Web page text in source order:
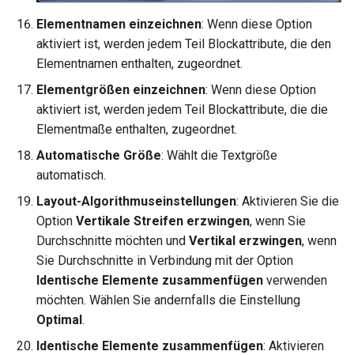
Elementnamen einzeichnen: Wenn diese Option
aktiviert ist, werden jedem Teil Blockattribute, die den
Elementnamen enthalten, zugeordnet.
Elementgrößen einzeichnen: Wenn diese Option
aktiviert ist, werden jedem Teil Blockattribute, die die
Elementmaße enthalten, zugeordnet.
Automatische Größe: Wählt die Textgröße
automatisch.
Layout-Algorithmuseinstellungen: Aktivieren Sie die
Option Vertikale Streifen erzwingen, wenn Sie
Durchschnitte möchten und Vertikal erzwingen, wenn
Sie Durchschnitte in Verbindung mit der Option
Identische Elemente zusammenfügen verwenden
möchten. Wählen Sie andernfalls die Einstellung
Optimal.
Identische Elemente zusammenfügen: Aktivieren